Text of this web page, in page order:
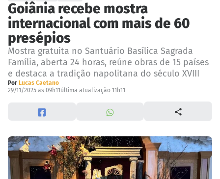
Goiânia recebe mostra
internacional com mais de 60
presépios
Mostra gratuita no Santuário Basílica Sagrada
Família, aberta 24 horas, reúne obras de 15 países
e destaca a tradição napolitana do século XVIII
Por Lucas Caetano
29/11/2025 às 09h11 última atualização 11h11